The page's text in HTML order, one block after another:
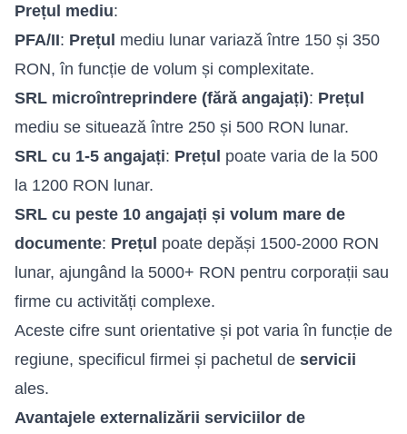
Prețul mediu:
PFA/II: Prețul mediu lunar variază între 150 și 350
RON, în funcție de volum și complexitate.
SRL microîntreprindere (fără angajați): Prețul
mediu se situează între 250 și 500 RON lunar.
SRL cu 1-5 angajați: Prețul poate varia de la 500
la 1200 RON lunar.
SRL cu peste 10 angajați și volum mare de
documente: Prețul poate depăși 1500-2000 RON
lunar, ajungând la 5000+ RON pentru corporații sau
firme cu activități complexe.
Aceste cifre sunt orientative și pot varia în funcție de
regiune, specificul firmei și pachetul de servicii
ales.
Avantajele externalizării serviciilor de